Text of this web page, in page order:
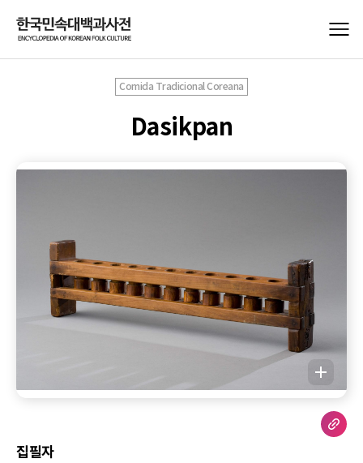
Comida Tradicional Coreana
Dasikpan
집필자